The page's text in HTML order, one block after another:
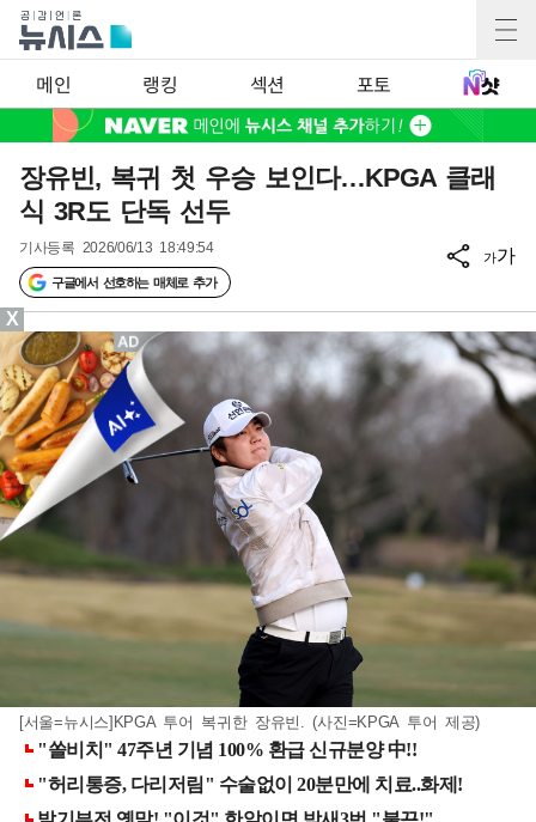
메인 랭킹 섹션 포토
장유빈, 복귀 첫 우승 보인다…KPGA 클래
식 3R도 단독 선두
기사등록 2026/06/13 18:49:54
구글에서 선호하는 매체로 추가
가가
[서울=뉴시스]KPGA 투어 복귀한 장유빈. (사진=KPGA 투어 제공)
X